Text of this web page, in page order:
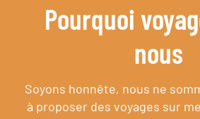
Pourquoi
nous
Soyons honnête, nous ne
à proposer des voyages sur